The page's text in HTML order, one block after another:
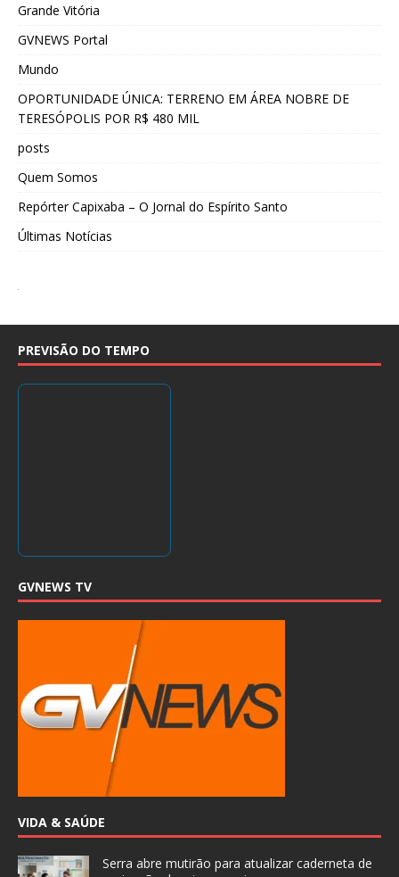
Grande Vitória
GVNEWS Portal
Mundo
OPORTUNIDADE ÚNICA: TERRENO EM ÁREA NOBRE DE
TERESÓPOLIS POR R$ 480 MIL
posts
Quem Somos
Repórter Capixaba – O Jornal do Espírito Santo
Últimas Notícias
PREVISÃO DO TEMPO
GVNEWS TV
VIDA & SAÚDE
Serra abre mutirão para atualizar caderneta de